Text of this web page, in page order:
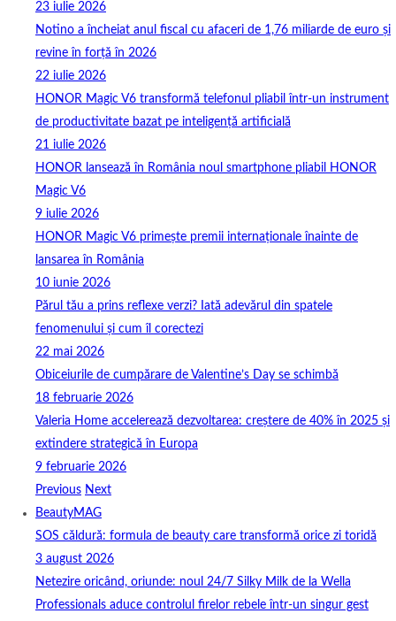
23 iulie 2026
Notino a încheiat anul fiscal cu afaceri de 1,76 miliarde de euro și
revine în forță în 2026
22 iulie 2026
HONOR Magic V6 transformă telefonul pliabil într-un instrument
de productivitate bazat pe inteligență artificială
21 iulie 2026
HONOR lansează în România noul smartphone pliabil HONOR
Magic V6
9 iulie 2026
HONOR Magic V6 primește premii internaționale înainte de
lansarea în România
10 iunie 2026
Părul tău a prins reflexe verzi? Iată adevărul din spatele
fenomenului și cum îl corectezi
22 mai 2026
Obiceiurile de cumpărare de Valentine’s Day se schimbă
18 februarie 2026
Valeria Home accelerează dezvoltarea: creștere de 40% în 2025 și
extindere strategică în Europa
9 februarie 2026
Previous Next
BeautyMAG
SOS căldură: formula de beauty care transformă orice zi toridă
3 august 2026
Netezire oricând, oriunde: noul 24/7 Silky Milk de la Wella
Professionals aduce controlul firelor rebele într-un singur gest